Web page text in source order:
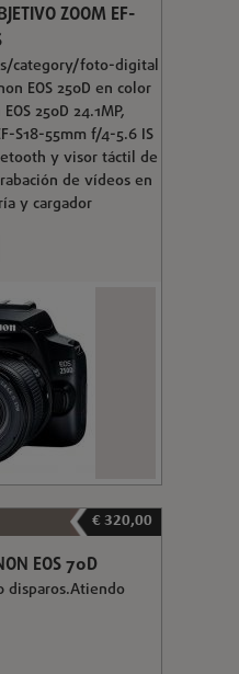
ZOOM EF-
category/foto-digital
EOS 250D en color
250D 24.1MP,
S18-55mm f/4-5.6 IS
y visor táctil de
de vídeos en
y cargador
€ 320,00
EOS 70D
disparos.Atiendo